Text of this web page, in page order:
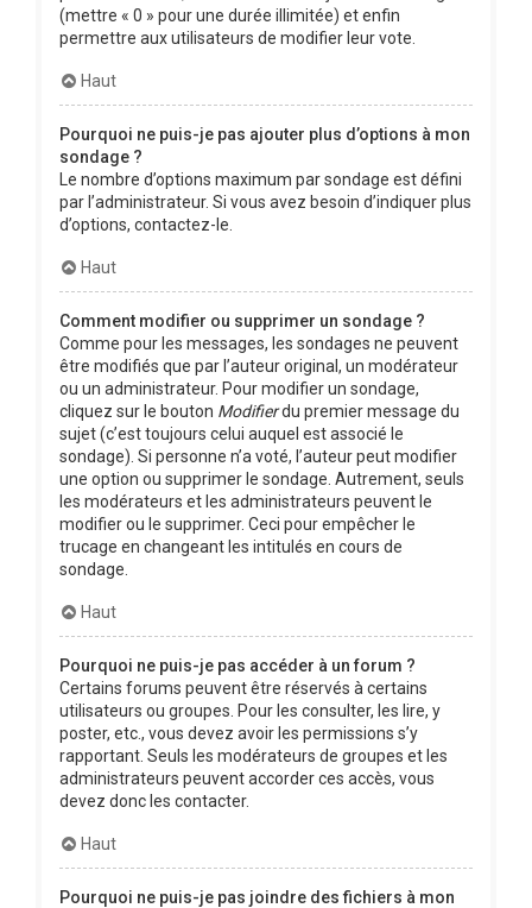
(mettre « 0 » pour une durée illimitée) et enfin
permettre aux utilisateurs de modifier leur vote.
Haut
Pourquoi ne puis-je pas ajouter plus d’options à mon
sondage ?
Le nombre d’options maximum par sondage est défini
par l’administrateur. Si vous avez besoin d’indiquer plus
d’options, contactez-le.
Haut
Comment modifier ou supprimer un sondage ?
Comme pour les messages, les sondages ne peuvent
être modifiés que par l’auteur original, un modérateur
ou un administrateur. Pour modifier un sondage,
cliquez sur le bouton Modifierdu premier message du
sujet (c’est toujours celui auquel est associé le
sondage). Si personne n’a voté, l’auteur peut modifier
une option ou supprimer le sondage. Autrement, seuls
les modérateurs et les administrateurs peuvent le
modifier ou le supprimer. Ceci pour empêcher le
trucage en changeant les intitulés en cours de
sondage.
Haut
Pourquoi ne puis-je pas accéder à un forum ?
Certains forums peuvent être réservés à certains
utilisateurs ou groupes. Pour les consulter, les lire, y
poster, etc., vous devez avoir les permissions s’y
rapportant. Seuls les modérateurs de groupes et les
administrateurs peuvent accorder ces accès, vous
devez donc les contacter.
Haut
Pourquoi ne puis-je pas joindre des fichiers à mon